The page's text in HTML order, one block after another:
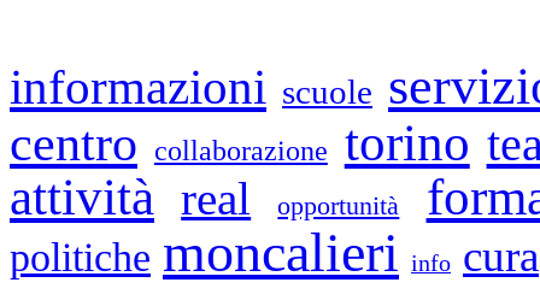
informazioni scuole
centro collaborazione torino
attività real opportunità
politiche moncalieri info cura